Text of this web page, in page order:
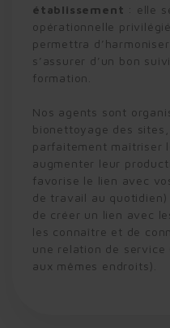
établissement : elle
opérationnelle
permettra
s’assurer d’un bon
formation.
Nos agents sont
bionettoyage des
parfaitement maîtriser
augmenter leur
favorise le lien avec
de travail au
de créer un lien avec
les connaître et de
une relation de service
aux mêmes endroits).